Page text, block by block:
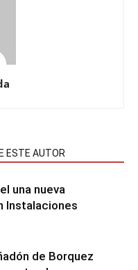
ESTE AUTOR
una nueva
Instalaciones
de Borquez